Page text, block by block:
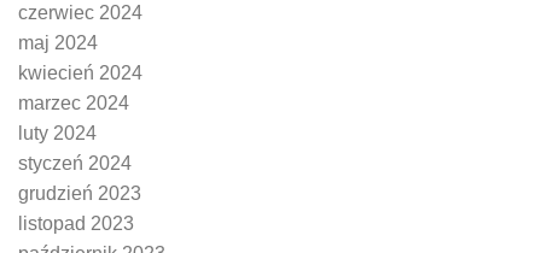
czerwiec 2024
maj 2024
kwiecień 2024
marzec 2024
luty 2024
styczeń 2024
grudzień 2023
listopad 2023